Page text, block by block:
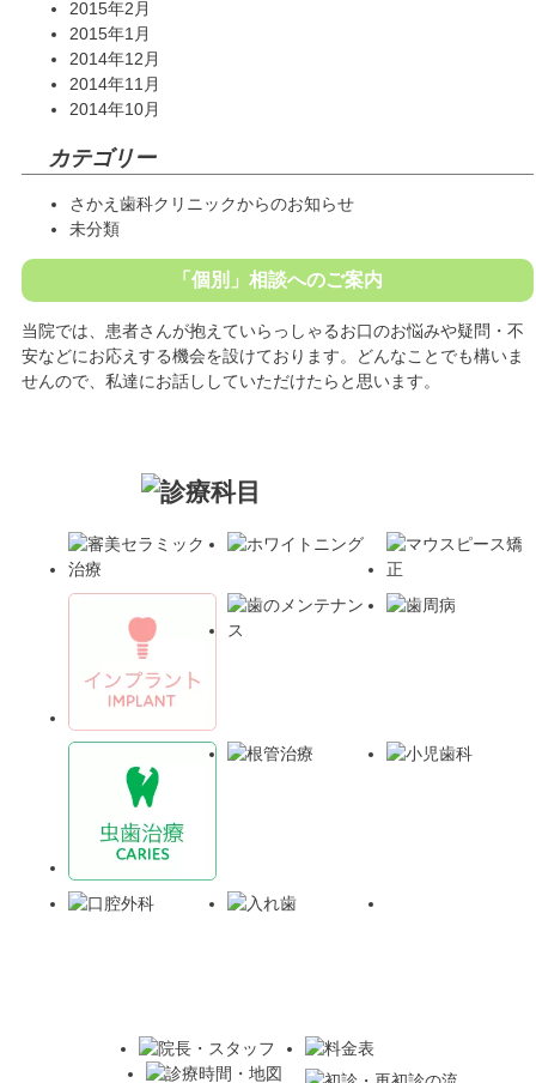
2015年2月
2015年1月
2014年12月
2014年11月
2014年10月
カテゴリー
さかえ歯科クリニックからのお知らせ
未分類
「個別」相談へのご案内
当院では、患者さんが抱えていらっしゃるお口のお悩みや疑問・不
安などにお応えする機会を設けております。どんなことでも構いま
せんので、私達にお話ししていただけたらと思います。